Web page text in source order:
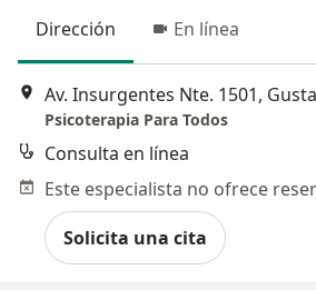
Dirección En línea
Psicoterapia Para Todos
Consulta en línea
Solicita una cita